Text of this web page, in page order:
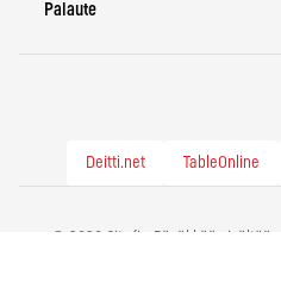
Palaute
Deitti.net TableOnline